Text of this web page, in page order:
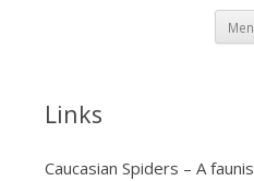
Links
Caucasian Spiders – A